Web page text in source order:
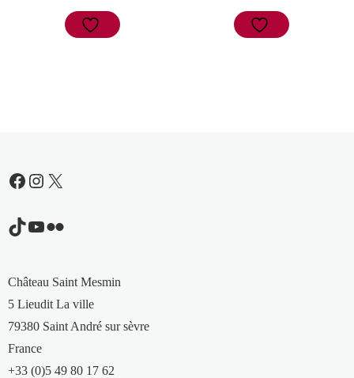
Facebook
Instagram
X
TikTok
YouTube
Flickr
Château Saint Mesmin
5 Lieudit La ville
79380 Saint André sur sèvre
France
+33 (0)5 49 80 17 62